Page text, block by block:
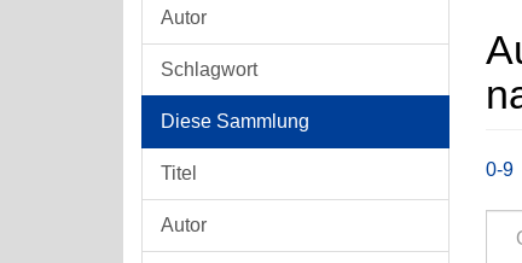
Autor
Schlagwort
Diese Sammlung
Titel
Autor
0-9